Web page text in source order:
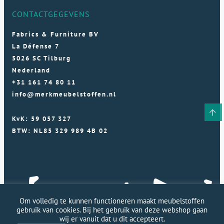
CONTACTGEGEVENS
Fabrics & Furniture BV
La Défense 7
5026 SC Tilburg
Nederland
+31 161 74 80 11
info@merkmeubelstoffen.nl
KvK: 59 057 327
BTW: NL85 329 989 4B 02
Om volledig te kunnen functioneren maakt meubelstoffen
gebruik van cookies. Bij het gebruik van deze webshop gaan
wij er vanuit dat u dit accepteert.